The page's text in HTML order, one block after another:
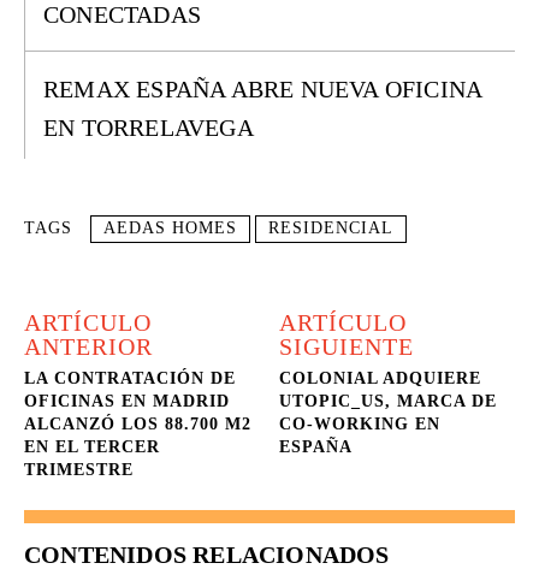
CONECTADAS
REMAX ESPAÑA ABRE NUEVA OFICINA
EN TORRELAVEGA
TAGS AEDAS HOMES RESIDENCIAL
ARTÍCULO
ANTERIOR
LA CONTRATACIÓN DE
OFICINAS EN MADRID
ALCANZÓ LOS 88.700 M2
EN EL TERCER
TRIMESTRE
ARTÍCULO
SIGUIENTE
COLONIAL ADQUIERE
UTOPIC_US, MARCA DE
CO-WORKING EN
ESPAÑA
CONTENIDOS RELACIONADOS